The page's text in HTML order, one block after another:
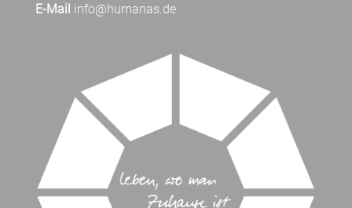
E-Mail info@humanas.de